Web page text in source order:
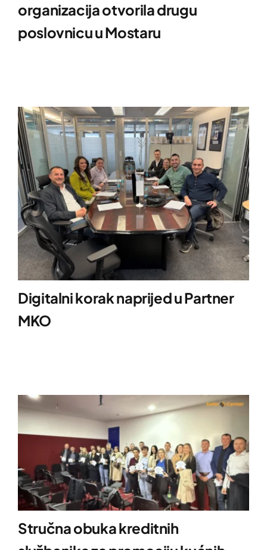
organizacija otvorila drugu
poslovnicu u Mostaru
Digitalni korak naprijed u Partner
MKO
Stručna obuka kreditnih